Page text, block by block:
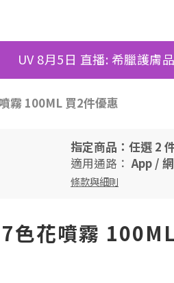
UV 8月5日 直播: 希臘護膚
霧 100ML 買2件優惠
指定商品：任選 2
適用通路：App /
條款與細則
花噴霧